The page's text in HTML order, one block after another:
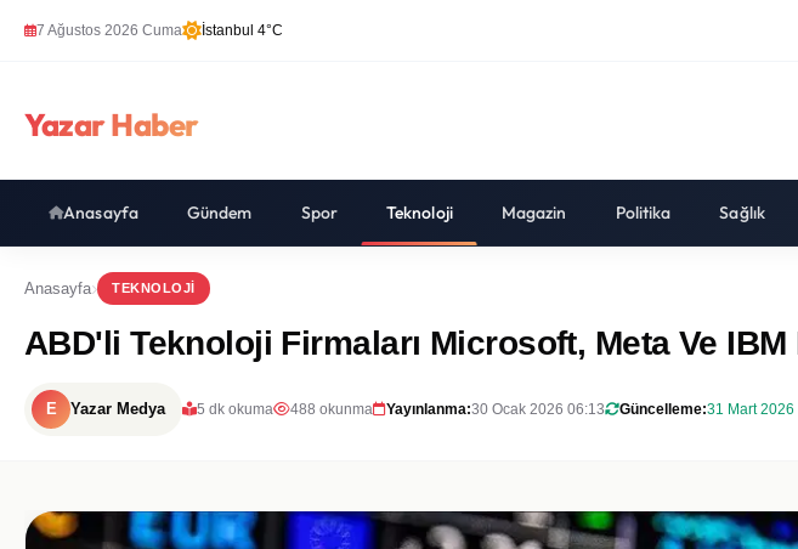
7 Ağustos 2026 Cuma İstanbul 4°C
Yazar Haber
Anasayfa Gündem Spor Teknoloji Magazin Politika Sağlık
Anasayfa TEKNOLOJI
ABD'li Teknoloji Firmaları Microsoft, Meta Ve IBM
E Yazar Medya 5 dk okuma 488 okunma Yayınlanma:30 Ocak 2026 06:13 Güncelleme:31 Mart 2026